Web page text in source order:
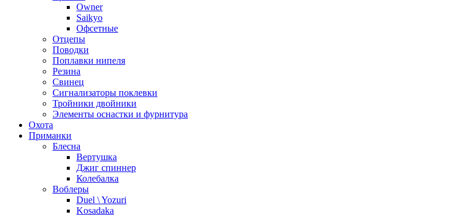
Owner
Saikyo
Офсетные
Отцепы
Поводки
Поплавки нипеля
Резина
Свинец
Сигнализаторы поклевки
Тройники двойники
Элементы оснастки и фурнитура
Охота
Приманки
Блесна
Вертушка
Джиг спиннер
Колебалка
Воблеры
Duel \ Yozuri
Kosadaka